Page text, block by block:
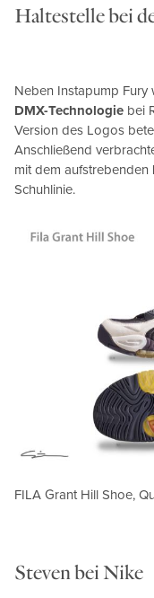
Haltestelle bei
Neben Instapump Fury
DMX-Technologie bei
Version des Logos
Anschließend
mit dem aufstrebenden
Schuhlinie.
FILA Grant Hill Shoe,
Steven bei Nike